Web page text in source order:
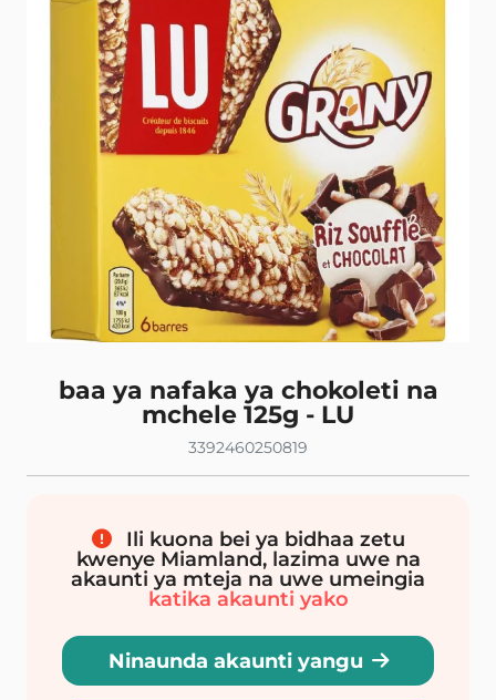
baa ya nafaka ya chokoleti na
mchele 125g - LU
3392460250819
Ili kuona bei ya bidhaa zetu
kwenye Miamland, lazima uwe na
akaunti ya mteja na uwe umeingia
katika akaunti yako
Ninaunda akaunti yangu